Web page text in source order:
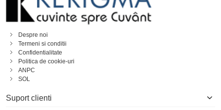
Despre noi
Termeni si conditii
Confidentialitate
Politica de cookie-uri
ANPC
SOL
Suport clienti